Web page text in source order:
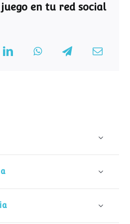
en tu red social